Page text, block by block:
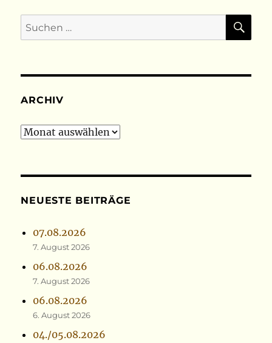
Suchen
nach:
ARCHIV
Archiv
NEUESTE BEITRÄGE
07.08.2026
7. August 2026
06.08.2026
7. August 2026
06.08.2026
6. August 2026
04./05.08.2026